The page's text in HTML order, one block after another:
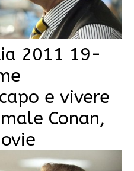
2011 19-
e vivere
Conan,